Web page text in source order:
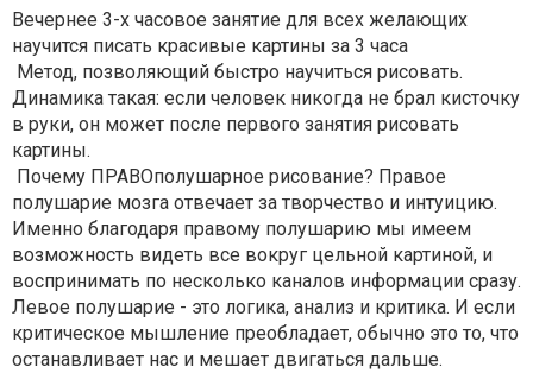
Вечернее 3-х часовое занятие для всех желающих
научится писать красивые картины за 3 часа
Метод, позволяющий быстро научиться рисовать.
Динамика такая: если человек никогда не брал кисточку
в руки, он может после первого занятия рисовать
картины.
Почему ПРАВОполушарное рисование? Правое
полушарие мозга отвечает за творчество и интуицию.
Именно благодаря правому полушарию мы имеем
возможность видеть все вокруг цельной картиной, и
воспринимать по несколько каналов информации сразу.
Левое полушарие - это логика, анализ и критика. И если
критическое мышление преобладает, обычно это то, что
останавливает нас и мешает двигаться дальше.